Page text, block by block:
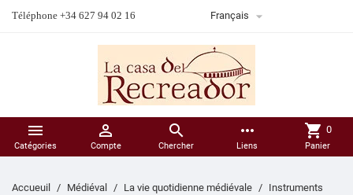
Téléphone +34 627 94 02 16 Français 

Catégories

Compte

Chercher
more_horiz
Liens
shopping_cart 0
Panier
Accueuil Médiéval La vie quotidienne médiévale
Instruments